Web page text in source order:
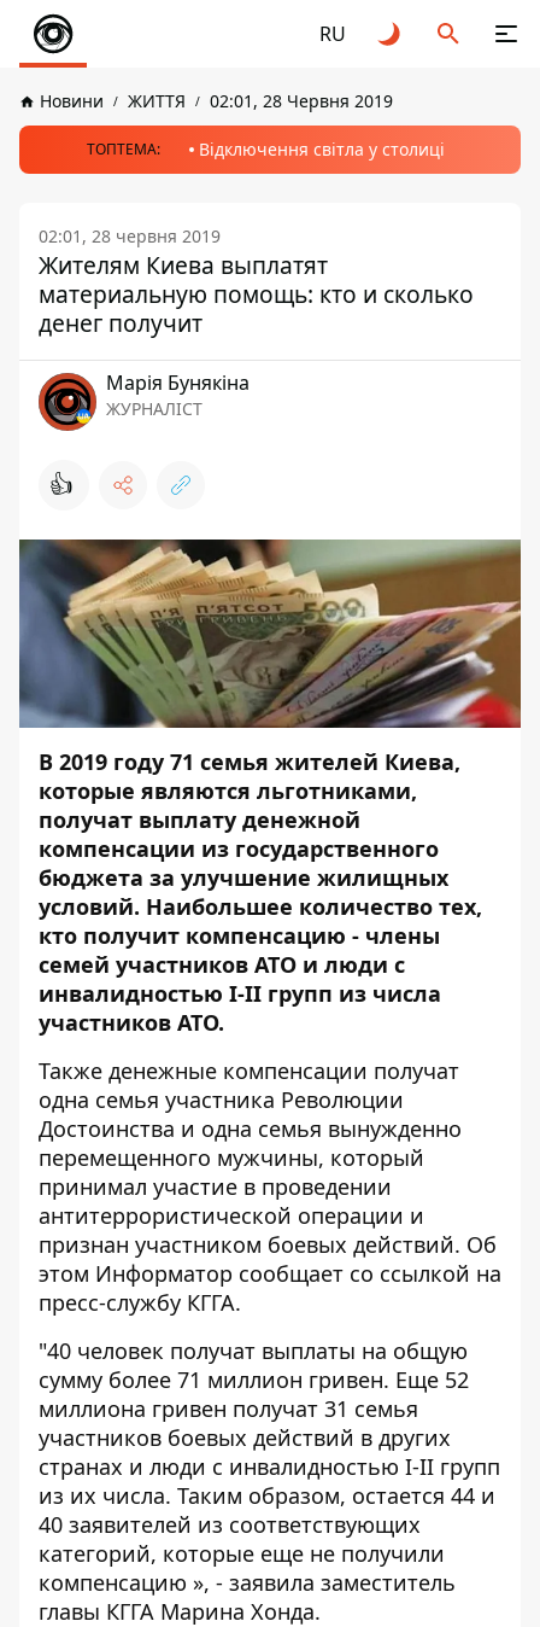
RU
Новини ЖИТТЯ 02:01, 28 Червня 2019
ТОПТЕМА: Відключення світла у столиці
02:01, 28 червня 2019
Жителям Киева выплатят
материальную помощь: кто и сколько
денег получит
Марія Бунякіна
ЖУРНАЛІСТ
👍
В 2019 году 71 семья жителей Киева,
которые являются льготниками,
получат выплату денежной
компенсации из государственного
бюджета за улучшение жилищных
условий. Наибольшее количество тех,
кто получит компенсацию - члены
семей участников АТО и люди с
инвалидностью I-II групп из числа
участников АТО.
Также денежные компенсации получат
одна семья участника Революции
Достоинства и одна семья вынужденно
перемещенного мужчины, который
принимал участие в проведении
антитеррористической операции и
признан участником боевых действий. Об
этом Информатор сообщает со ссылкой на
пресс-службу КГГА.
"40 человек получат выплаты на общую
сумму более 71 миллион гривен. Еще 52
миллиона гривен получат 31 семья
участников боевых действий в других
странах и люди с инвалидностью I-II групп
из их числа. Таким образом, остается 44 и
40 заявителей из соответствующих
категорий, которые еще не получили
компенсацию », - заявила заместитель
главы КГГА Марина Хонда.